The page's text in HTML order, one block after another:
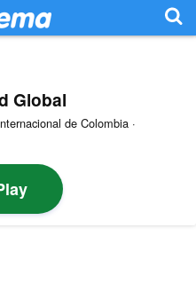
Global
de Colombia ·